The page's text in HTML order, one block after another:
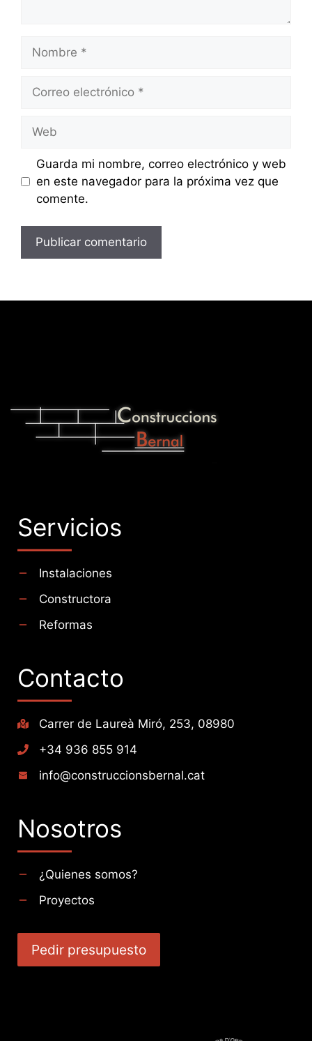
Nombre
Correo
Web
Guarda mi nombre, correo electrónico y web
en este navegador para la próxima vez que
comente.
Servicios
Instalaciones
Constructora
Reformas
Contacto
Carrer de Laureà Miró, 253, 08980
+34 936 855 914
info@construccionsbernal.cat
Nosotros
¿Quienes somos?
Proyectos
Pedir presupuesto